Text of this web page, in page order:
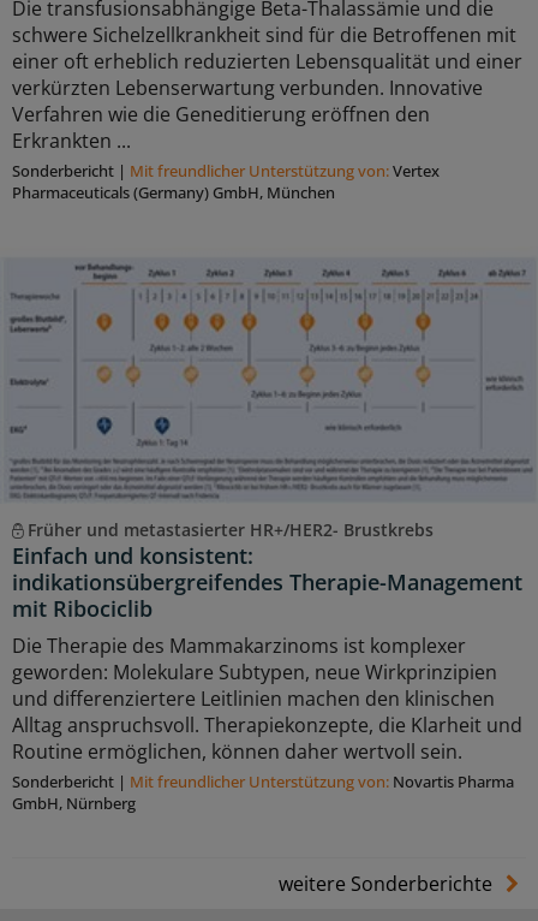
Die transfusionsabhängige Beta-Thalassämie und die
schwere Sichelzellkrankheit sind für die Betroffenen mit
einer oft erheblich reduzierten Lebensqualität und einer
verkürzten Lebenserwartung verbunden. Innovative
Verfahren wie die Geneditierung eröffnen den
Erkrankten ...
Sonderbericht | Mit freundlicher Unterstützung von:Vertex
Pharmaceuticals (Germany) GmbH, München
Früher und metastasierter HR+/HER2- Brustkrebs
Einfach und konsistent:
indikationsübergreifendes Therapie-Management
mit Ribociclib
Die Therapie des Mammakarzinoms ist komplexer
geworden: Molekulare Subtypen, neue Wirkprinzipien
und differenziertere Leitlinien machen den klinischen
Alltag anspruchsvoll. Therapiekonzepte, die Klarheit und
Routine ermöglichen, können daher wertvoll sein.
Sonderbericht | Mit freundlicher Unterstützung von: Novartis Pharma
GmbH, Nürnberg
weitere Sonderberichte